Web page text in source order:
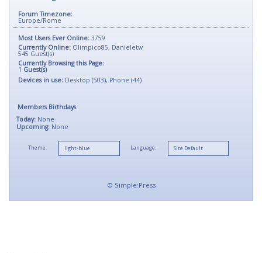
Forum Timezone:
Europe/Rome
Most Users Ever Online: 3759
Currently Online: Olimpico85, Danieletw
545 Guest(s)
Currently Browsing this Page:
1 Guest(s)
Devices in use: Desktop (503), Phone (44)
Members Birthdays
Today: None
Upcoming: None
Theme: Language:
© Simple:Press